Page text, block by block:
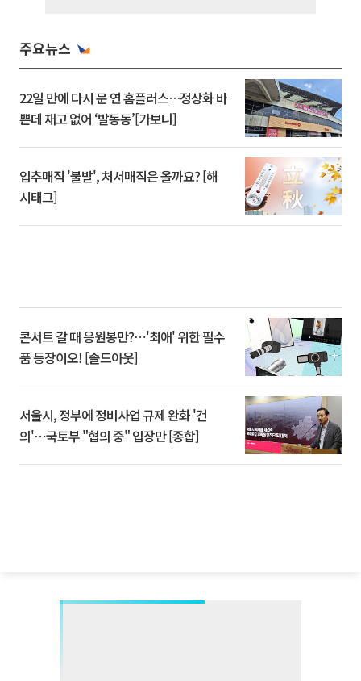
주요뉴스
22일 만에 다시 문 연 홈플러스…정상화 바
쁜데 재고 없어 ‘발동동’[가보니]
입추매직 '불발', 처서매직은 올까요? [해
시태그]
콘서트 갈 때 응원봉만?⋯'최애' 위한 필수
품 등장이오! [솔드아웃]
서울시, 정부에 정비사업 규제 완화 '건
의'⋯국토부 "협의 중" 입장만 [종합]